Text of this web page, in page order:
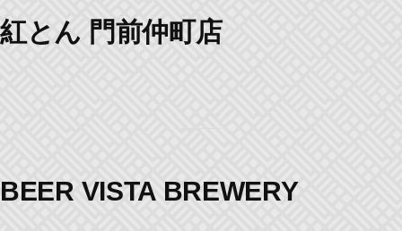
紅とん 門前仲町店
BEER VISTA BREWERY